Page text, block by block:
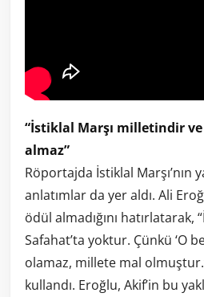
“İstiklal Marşı milletindir ve
almaz”
Röportajda İstiklal Marşı’nın
anlatımlar da yer aldı. Ali
ödül almadığını hatırlatarak,
Safahat’ta yoktur. Çünkü ‘O
olamaz, millete mal
kullandı. Eroğlu, Akif’in bu